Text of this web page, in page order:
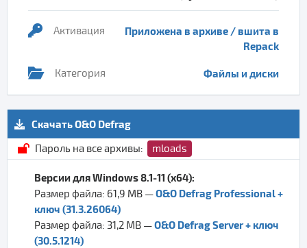
Активация
Приложена в архиве / вшита в
Repack
Категория Файлы и диски
Скачать O&O Defrag
Пароль на все архивы:
mloads
Версии для Windows 8.1-11 (x64):
Размер файла: 61,9 MB —O&O Defrag Professional +
ключ (31.3.26064)
Размер файла: 31,2 MB —O&O Defrag Server + ключ
(30.5.1214)